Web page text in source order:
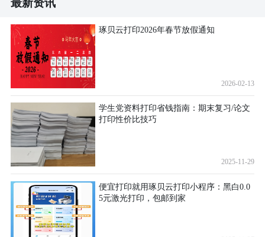
最新资讯
琢贝云打印2026年春节放假通知
2026-02-13
学生党资料打印省钱指南：期末复习/论文
打印性价比技巧
2025-11-29
便宜打印就用琢贝云打印小程序：黑白0.0
5元激光打印，包邮到家